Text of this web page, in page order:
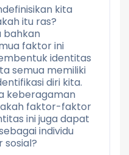
kita
itu ras?
bahkan
faktor ini
identitas
semua memiliki
diri kita.
keberagaman
faktor-faktor
ini juga dapat
individu
sosial?